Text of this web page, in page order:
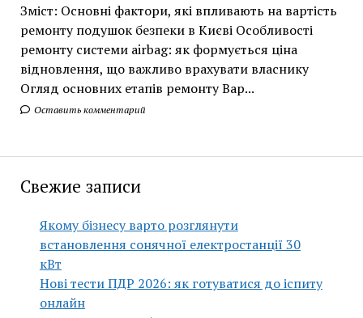
Зміст: Основні фактори, які впливають на вартість
ремонту подушок безпеки в Києві Особливості
ремонту системи airbag: як формується ціна
відновлення, що важливо врахувати власнику
Огляд основних етапів ремонту Вар...
Оставить комментарий
Свежие записи
Якому бізнесу варто розглянути
встановлення сонячної електростанції 30
кВт
Нові тести ПДР 2026: як готуватися до іспиту
онлайн